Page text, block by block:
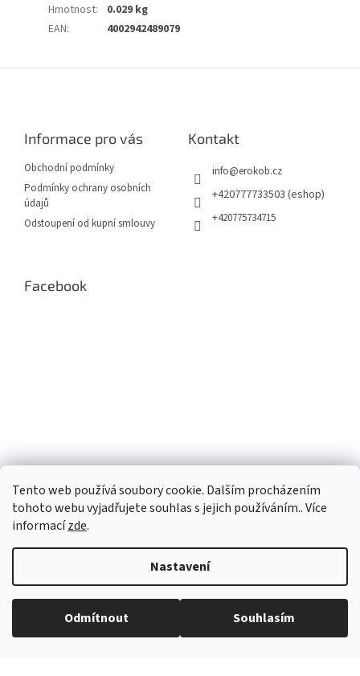
Tento web používá soubory cookie. Dalším procházením
tohoto webu vyjadřujete souhlas s jejich používáním.. Více
informacízde.
Nastavení
Odmítnout Souhlasím
Hmotnost:
0.029 kg
EAN: 4002942489079
Informace pro vás
Obchodní podmínky
Podmínky ochrany osobních
údajů
Odstoupení od kupní smlouvy
Kontakt
info@erokob.cz
+420777733503 (eshop)
+420775734715
Facebook
Vytvořil Shoptet